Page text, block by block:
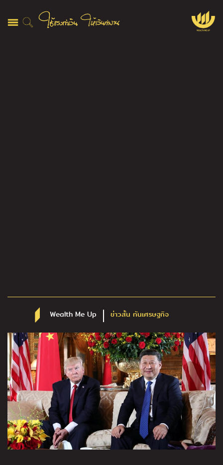
Wealth Me Up ข่าวสั้น ทันเศรษฐกิจ